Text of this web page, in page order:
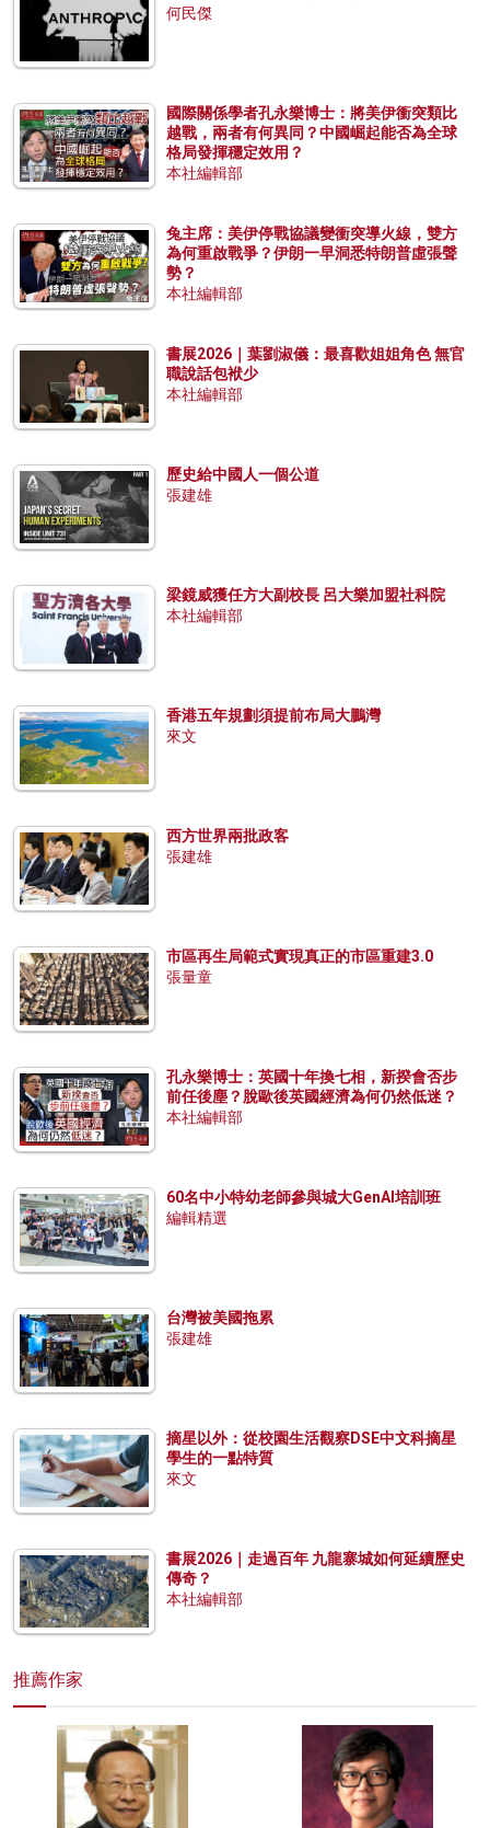
何民傑
國際關係學者孔永樂博士：將美伊衝突類比
越戰，兩者有何異同？中國崛起能否為全球
格局發揮穩定效用？
本社編輯部
兔主席：美伊停戰協議變衝突導火線，雙方
為何重啟戰爭？伊朗一早洞悉特朗普虛張聲
勢？
本社編輯部
書展2026｜葉劉淑儀：最喜歡姐姐角色 無官
職說話包袱少
本社編輯部
歷史給中國人一個公道
張建雄
梁鏡威獲任方大副校長 呂大樂加盟社科院
本社編輯部
香港五年規劃須提前布局大鵬灣
來文
西方世界兩批政客
張建雄
市區再生局範式實現真正的市區重建3.0
張量童
孔永樂博士：英國十年換七相，新揆會否步
前任後塵？脫歐後英國經濟為何仍然低迷？
本社編輯部
60名中小特幼老師參與城大GenAI培訓班
編輯精選
台灣被美國拖累
張建雄
摘星以外：從校園生活觀察DSE中文科摘星
學生的一點特質
來文
書展2026｜走過百年 九龍寨城如何延續歷史
傳奇？
本社編輯部
推薦作家